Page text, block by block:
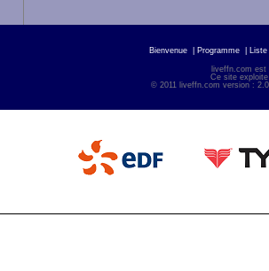
Bienvenue Programme
liveffn.com est
Ce site
© 2011 liveffn.com version :